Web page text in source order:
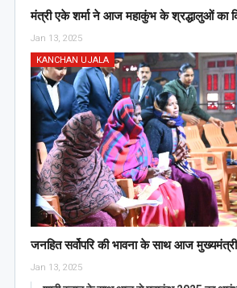
मंत्री एके शर्मा ने आज महाकुंभ के श्रद्धालुओं का
Jan 13, 2025
KANCHAN UJALA
जनहित सर्वोपरि की भावना के साथ आज
Jan 13, 2025